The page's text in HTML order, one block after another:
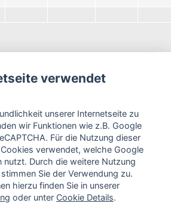
verwendet
unserer Internetseite zu
wir Funktionen wie z.B. Google
Für die Nutzung dieser
verwendet, welche Google
nutzt. Durch die weitere Nutzung
Sie der Verwendung zu.
hierzu finden Sie in unserer
oder unter Cookie Details.